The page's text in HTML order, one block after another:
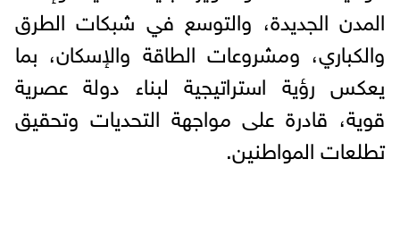
المدن الجديدة، والتوسع في شبكات الطرق
والكباري، ومشروعات الطاقة والإسكان، بما
يعكس رؤية استراتيجية لبناء دولة عصرية
قوية، قادرة على مواجهة التحديات وتحقيق
تطلعات المواطنين.